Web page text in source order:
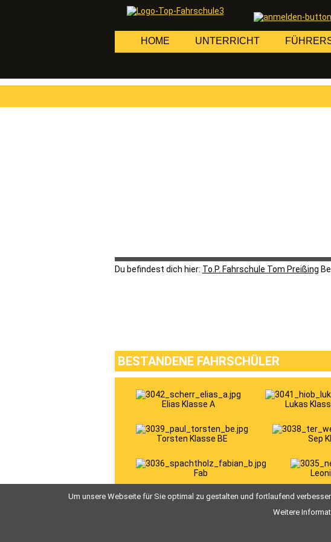
Navigation
überspringen
HOME UNTERRICHT
Du befindest dich hier: To.P. Fahrschule Tom Preißing
BESTANDENE FAHRSCHÜLER
Elias Klasse A Lukas
Torsten Klasse BE Sep
Fab
Vorwärts
Um unsere Webseite für Sie optimal zu gestalten und fortlaufend
Weitere